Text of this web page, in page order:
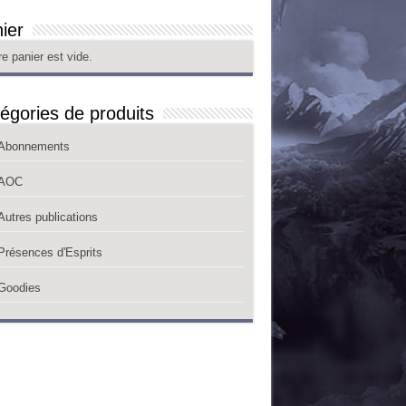
panier est vide.
de produits
publications
Présences d'Esprits